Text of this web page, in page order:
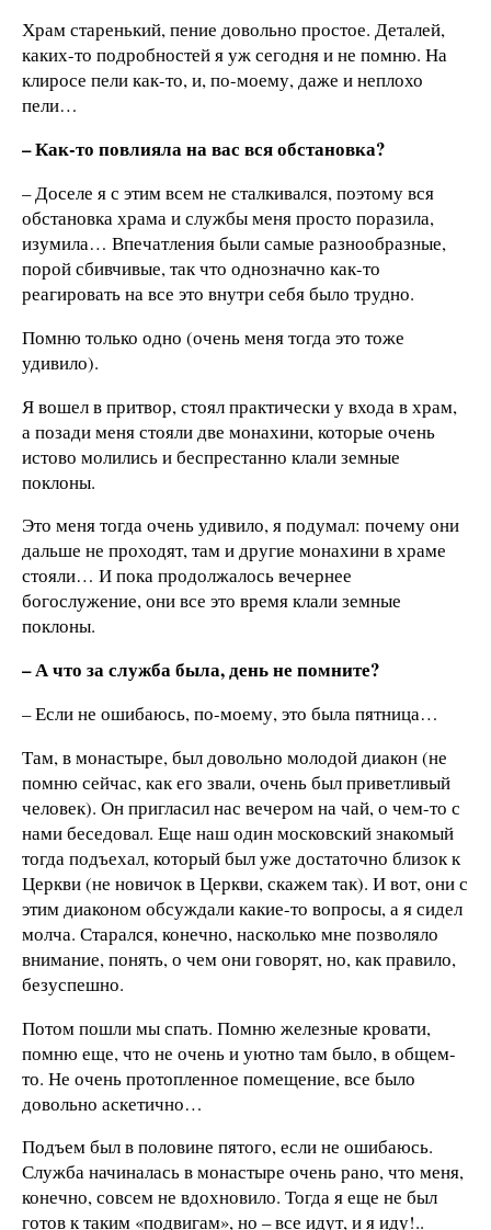
Храм старенький, пение довольно простое. Деталей,
каких-то подробностей я уж сегодня и не помню. На
клиросе пели как-то, и, по-моему, даже и неплохо
пели…
– Как-то повлияла на вас вся обстановка?
– Доселе я с этим всем не сталкивался, поэтому вся
обстановка храма и службы меня просто поразила,
изумила… Впечатления были самые разнообразные,
порой сбивчивые, так что однозначно как-то
реагировать на все это внутри себя было трудно.
Помню только одно (очень меня тогда это тоже
удивило).
Я вошел в притвор, стоял практически у входа в храм,
а позади меня стояли две монахини, которые очень
истово молились и беспрестанно клали земные
поклоны.
Это меня тогда очень удивило, я подумал: почему они
дальше не проходят, там и другие монахини в храме
стояли… И пока продолжалось вечернее
богослужение, они все это время клали земные
поклоны.
– А что за служба была, день не помните?
– Если не ошибаюсь, по-моему, это была пятница…
Там, в монастыре, был довольно молодой диакон (не
помню сейчас, как его звали, очень был приветливый
человек). Он пригласил нас вечером на чай, о чем-то с
нами беседовал. Еще наш один московский знакомый
тогда подъехал, который был уже достаточно близок к
Церкви (не новичок в Церкви, скажем так). И вот, они с
этим диаконом обсуждали какие-то вопросы, а я сидел
молча. Старался, конечно, насколько мне позволяло
внимание, понять, о чем они говорят, но, как правило,
безуспешно.
Потом пошли мы спать. Помню железные кровати,
помню еще, что не очень и уютно там было, в общем-
то. Не очень протопленное помещение, все было
довольно аскетично…
Подъем был в половине пятого, если не ошибаюсь.
Служба начиналась в монастыре очень рано, что меня,
конечно, совсем не вдохновило. Тогда я еще не был
готов к таким «подвигам», но – все идут, и я иду!..